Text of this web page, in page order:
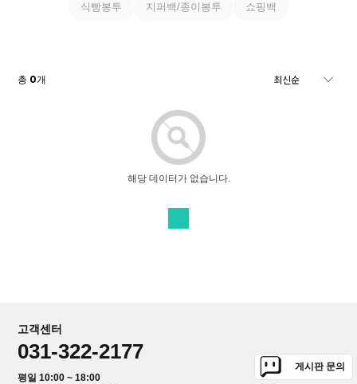
식빵봉투 지퍼백/종이봉투 쇼핑백
총 0개
해당 데이터가 없습니다.
고객센터
031-322-2177
평일 10:00 ~ 18:00
게시판 문의